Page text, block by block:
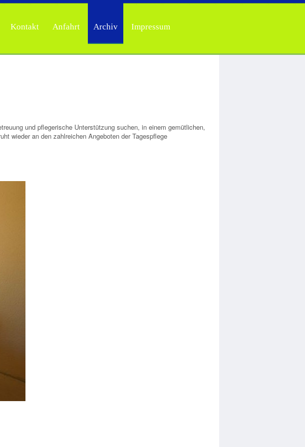
Kontakt Anfahrt Archiv Impressum
und pflegerische Unterstützung suchen, in einem gemütlichen,
wieder an den zahlreichen Angeboten der Tagespflege